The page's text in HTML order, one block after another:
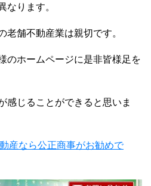
なります。
舗不動産業は親切です。
のホームページに是非皆様足を
感じることができると思いま
産なら公正商事がお勧めで